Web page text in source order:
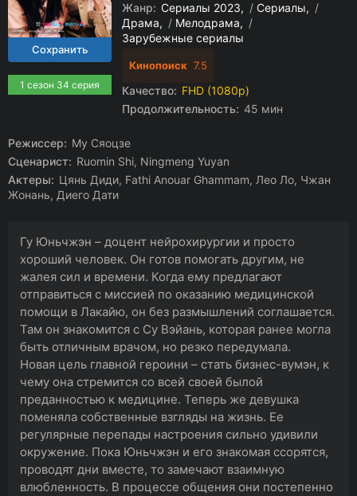
1 сезон 34 серия
Жанр: Сериалы 2023 / Сериалы
/
Драма
/ Мелодрама
/
Зарубежные сериалы
Кинопоиск 7.5
Качество: FHD (1080p)
Продолжительность: 45 мин
Режиссер: Му Сяоцзе
Сценарист: Ruomin Shi, Ningmeng Yuyan
Актеры: Цянь Диди, Fathi Anouar Ghammam, Лео Ло, Чжан
Жонань, Диего Дати
Гу Юньчжэн – доцент нейрохирургии и просто
хороший человек. Он готов помогать другим, не
жалея сил и времени. Когда ему предлагают
отправиться с миссией по оказанию медицинской
помощи в Лакайю, он без размышлений соглашается.
Там он знакомится с Су Вэйань, которая ранее могла
быть отличным врачом, но резко передумала.
Новая цель главной героини – стать бизнес-вумэн, к
чему она стремится со всей своей былой
преданностью к медицине. Теперь же девушка
поменяла собственные взгляды на жизнь. Ее
регулярные перепады настроения сильно удивили
окружение. Пока Юньчжэн и его знакомая ссорятся,
проводят дни вместе, то замечают взаимную
влюбленность. В процессе общения они постепенно